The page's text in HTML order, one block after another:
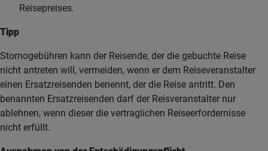
Reisepreises.
Tipp
Stornogebühren kann der Reisende, der die gebuchte Reise
nicht antreten will, vermeiden, wenn er dem Reiseveranstalter
einen Ersatzreisenden benennt, der die Reise antritt. Den
benannten Ersatzreisenden darf der Reisveranstalter nur
ablehnen, wenn dieser die vertraglichen Reiseerfordernisse
nicht erfüllt.